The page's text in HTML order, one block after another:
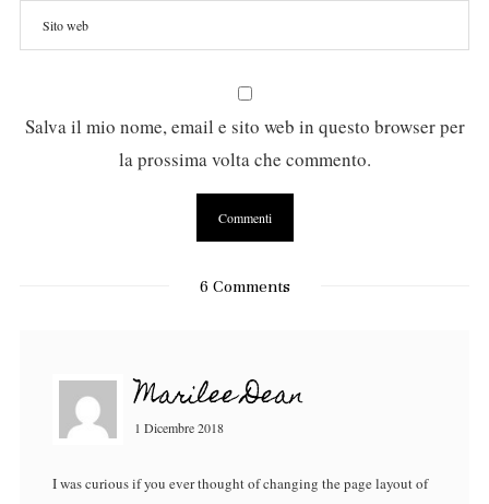
Salva il mio nome, email e sito web in questo browser per
la prossima volta che commento.
6 Comments
Marilee Dean
1 Dicembre 2018
I was curious if you ever thought of changing the page layout of